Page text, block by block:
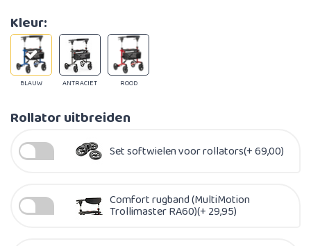
ANTRACIET ROOD
Kleur:
BLAUW
Rollator uitbreiden
Set softwielen voor rollators(+ 69,00)
Comfort rugband (MultiMotion
Trollimaster RA60)(+ 29,95)